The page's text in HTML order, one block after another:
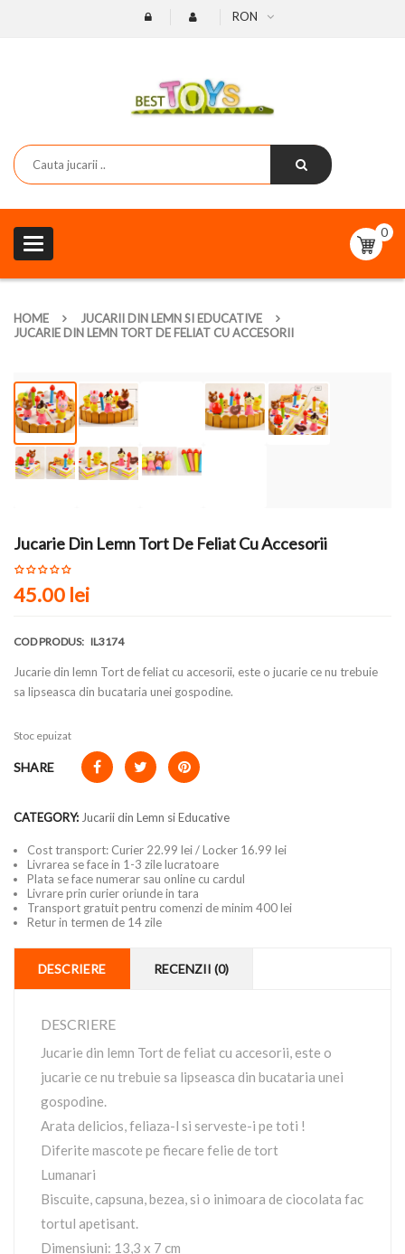
RON
Toggle
navigation
0
HOME
JUCARII DIN LEMN SI EDUCATIVE
JUCARIE DIN LEMN TORT DE FELIAT CU ACCESORII
Jucarie Din Lemn Tort De Feliat Cu Accesorii
45.00 lei
COD PRODUS: IL3174
Jucarie din lemn Tort de feliat cu accesorii, este o jucarie ce nu trebuie
sa lipseasca din bucataria unei gospodine.
Stoc epuizat
SHARE
CATEGORY: Jucarii din Lemn si Educative
Cost transport: Curier 22.99 lei / Locker 16.99 lei
Livrarea se face in 1-3 zile lucratoare
Plata se face numerar sau online cu cardul
Livrare prin curier oriunde in tara
Transport gratuit pentru comenzi de minim 400 lei
Retur in termen de 14 zile
DESCRIERE RECENZII (0)
DESCRIERE
Jucarie din lemn Tort de feliat cu accesorii, este o
jucarie ce nu trebuie sa lipseasca din bucataria unei
gospodine.
Arata delicios, feliaza-l si serveste-i pe toti !
Diferite mascote pe fiecare felie de tort
Lumanari
Biscuite, capsuna, bezea, si o inimoara de ciocolata fac
tortul apetisant.
Dimensiuni: 13,3 x 7 cm